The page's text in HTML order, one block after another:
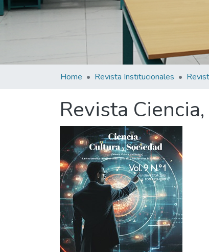
Home Revista Institucionales
Revista